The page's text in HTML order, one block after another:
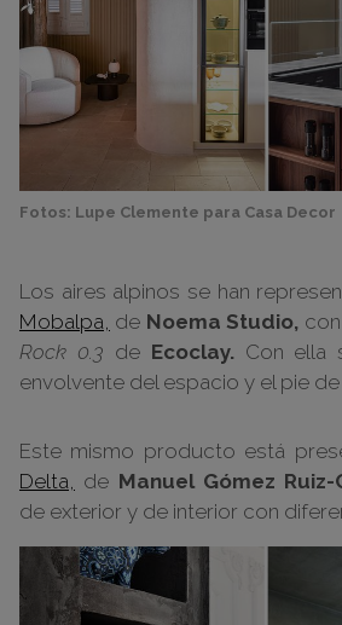
Fotos: Lupe Clemente para Casa Decor
Los aires alpinos se han
Mobalpa, de Noema Studio,
Rock 0.3 de Ecoclay.Con ella
envolvente del espacio y el pie
Este mismo producto está
Delta, de Manuel Gómez Ruiz-
de exterior y de interior con